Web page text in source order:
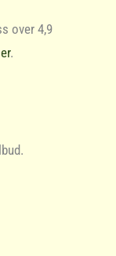
over 4,9
.